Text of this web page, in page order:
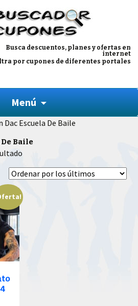
Busca descuentos, planes y ofertas en
internet
por cupones de diferentes portales
Menú
Dac Escuela De Baile
Baile